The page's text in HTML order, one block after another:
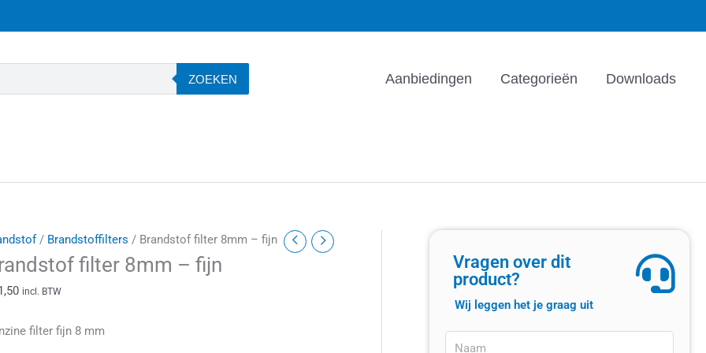
ZOEKEN Aanbiedingen Categorieën Downloads
/ Brandstoffilters / Brandstof filter 8mm – fijn
filter 8mm – fijn
incl. BTW
filter fijn 8 mm
Vragen over dit
product?
Wij leggen het je graag uit